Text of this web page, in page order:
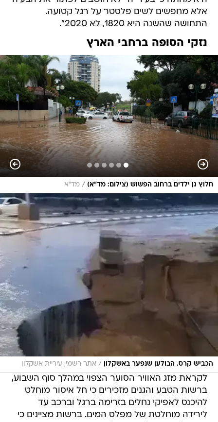
אלא מחפשים לשים פלסטר על רגל קטועה.
התחושה שהשנה היא 1820, לא 2020".
נזקי הסופה ברחבי הארץ
חלוץ גן ילדים ברחוב הפשוש (צילום: מד"א) / מד"א
הכביש קרס. הבולען שנפער באשקלון / אתר רשמי, עיריית אשקלון
לקראת מזג האוויר הסוער הצפוי במהלך סוף השבוע,
ברשות הטבע והגנים מזכירים כי חל איסור מוחלט
להיכנס לאפיקי נחלים בזרימה ברגל וברכב עד
לירידה מוחלטת של מפלס המים. ברשות מציינים כי